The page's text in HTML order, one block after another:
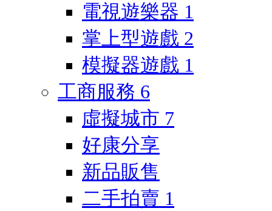
電視遊樂器 1
掌上型遊戲 2
模擬器遊戲 1
工商服務 6
虛擬城市 7
好康分享
新品販售
二手拍賣 1